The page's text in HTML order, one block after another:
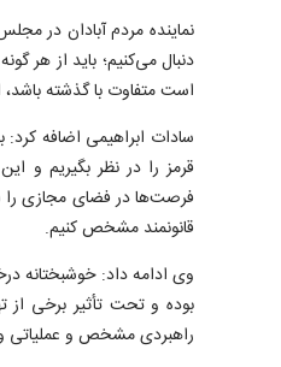
نماینده مردم آبادان در
دنبال می‌کنیم؛ باید از هر
است متفاوت با گذشته باشد،
سادات ابراهیمی اضافه
قرمز را در نظر بگیریم و
فرصت‌ها در فضای مجازی را
قانونمند مشخص کنیم.
وی ادامه داد: خوشبختانه
بوده و تحت تأثیر برخی از
راهبردی مشخص و عملیاتی